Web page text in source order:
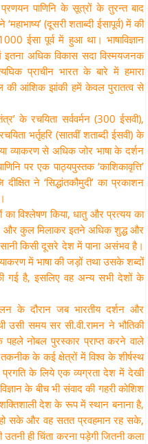
प्रणयन पाणिनि के सूत्रों के तुरन्त बाद
(दूसरी शताब्दी ईसापूर्व) में की
ईसा पूर्व में हुआ था। भाषाविज्ञान
अधिक विकास सदा विस्मयजनक
प्राचीन भारत के बारे में हमारा
की आंशिक झांकी हमें केवल पुरातत्व से
के रचयिता सर्ववर्मन (300 ईसवी),
भर्तृहरि (सातवीं शताब्दी ईसवी) के
या व्याकरण से अधिक जोर भाषा के दर्शन
पर एक पाठ्यपुस्तक ‘काशिकावृत्ति’
ने ‘सिद्धांतकौमुदी’ का प्रकाशन
विश्लेषण किया, धातु और प्रत्यय का
और कुल मिलाकर इतने अधिक शुद्ध और
सानी किसी दूसरे देश में पाना असंभव है।
में भाषा की जड़ों तथा उसके शब्दों
गई है, इसलिए वह अन्य सभी देशों के
के दौरान जब भारतीय दर्शन और
उसी समय सर सी.वी.रामन ने भौतिकी
नोबल पुरस्कार प्राप्त करने वाले
तकनीक के कई क्षेत्रों में विश्व के शीर्षस्थ
प्रगति के लिये एक व्यग्रता देश में देखी
के बीच भी संवाद की गहरी कोशिश
देश के रूप में स्थान बनाना है,
हो सके और वह सतत प्रवहमान रह सके,
ही चिंता करना पड़ेगी जितनी कला